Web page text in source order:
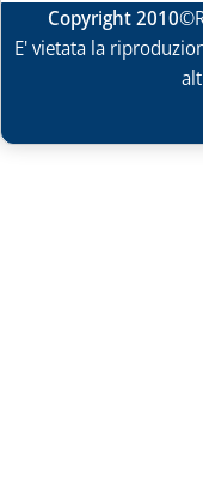
Copyright 2010
E' vietata la